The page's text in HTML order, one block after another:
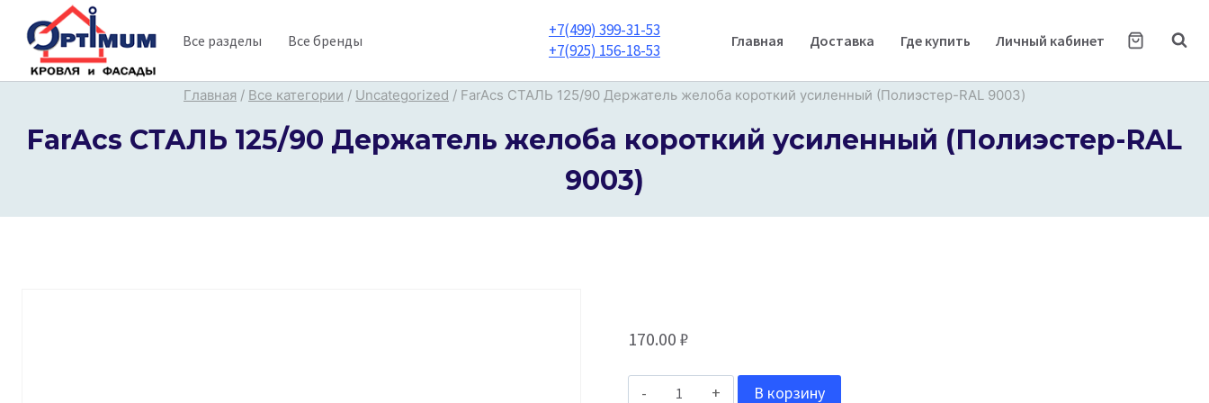
содержимому
Все разделы Все бренды
+7(499) 399-31-53
+7(925) 156-18-53
Главная Доставка Где купить Личный кабинет
Главная / Все категории / Uncategorized / FarAcs СТАЛЬ 125/90 Держатель желоба короткий усиленный (Полиэстер-RAL 9003)
FarAcs СТАЛЬ 125/90 Держатель желоба короткий усиленный (Полиэстер-RAL
9003)
170.00 ₽
Количество
В корзину